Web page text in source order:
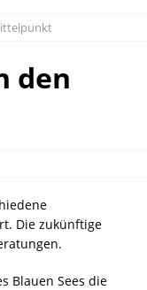
den
Die zukünftige
Blauen Sees die